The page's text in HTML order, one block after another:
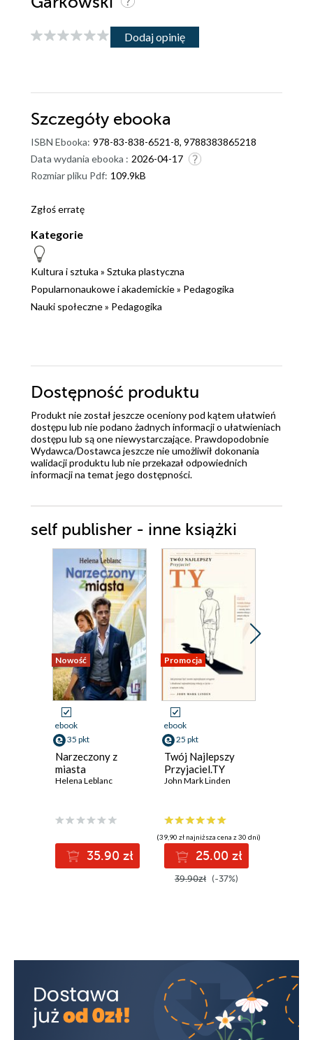
Dodaj opinię
Szczegóły ebooka
ISBN Ebooka: 978-83-838-6521-8, 9788383865218
Data wydania ebooka : 2026-04-17
Rozmiar pliku Pdf: 109.9kB
Zgłoś erratę
Kategorie
Kultura i sztuka » Sztuka plastyczna
Popularnonaukowe i akademickie» Pedagogika
Nauki społeczne» Pedagogika
Dostępność produktu
Produkt nie został jeszcze oceniony pod kątem ułatwień
dostępu lub nie podano żadnych informacji o ułatwieniach
dostępu lub są one niewystarczające. Prawdopodobnie
Wydawca/Dostawca jeszcze nie umożliwił dokonania
walidacji produktu lub nie przekazał odpowiednich
informacji na temat jego dostępności.
self publisher - inne książki
Nowość
ebook
35 pkt
Narzeczony z
miasta
Helena Leblanc
35.90 zł
Promocja
ebook
25 pkt
Twój Najlepszy
Przyjaciel.TY
John Mark Linden
(39,90 zł najniższa cena z 30 dni)
25.00 zł
39.90zł (-37%)